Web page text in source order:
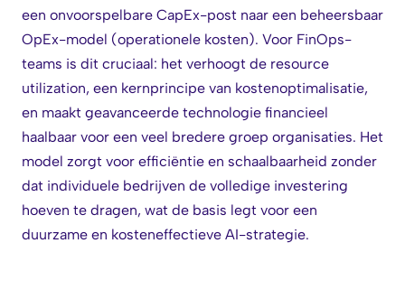
een onvoorspelbare CapEx-post naar een beheersbaar
OpEx-model (operationele kosten). Voor FinOps-
teams is dit cruciaal: het verhoogt de resource
utilization, een kernprincipe van kostenoptimalisatie,
en maakt geavanceerde technologie financieel
haalbaar voor een veel bredere groep organisaties. Het
model zorgt voor efficiëntie en schaalbaarheid zonder
dat individuele bedrijven de volledige investering
hoeven te dragen, wat de basis legt voor een
duurzame en kosteneffectieve AI-strategie.